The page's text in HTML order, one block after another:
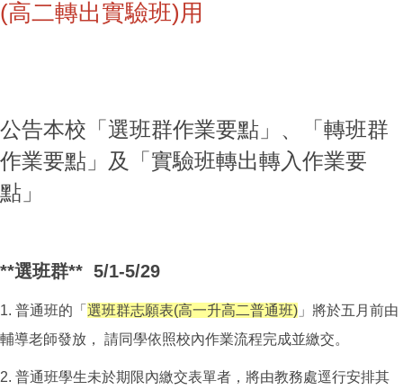
(高二轉出實驗班)用
公告本校「選班群作業要點」、「轉班群
作業要點」及「實驗班轉出轉入作業要
點」
**選班群** 5/1-5/29
1. 普通班的「 選班群志願表(高一升高二普通班) 」將於五月前由
輔導老師發放， 請同學依照校內作業流程完成並繳交。
2. 普通班學生未於期限內繳交表單者，將由教務處逕行安排其